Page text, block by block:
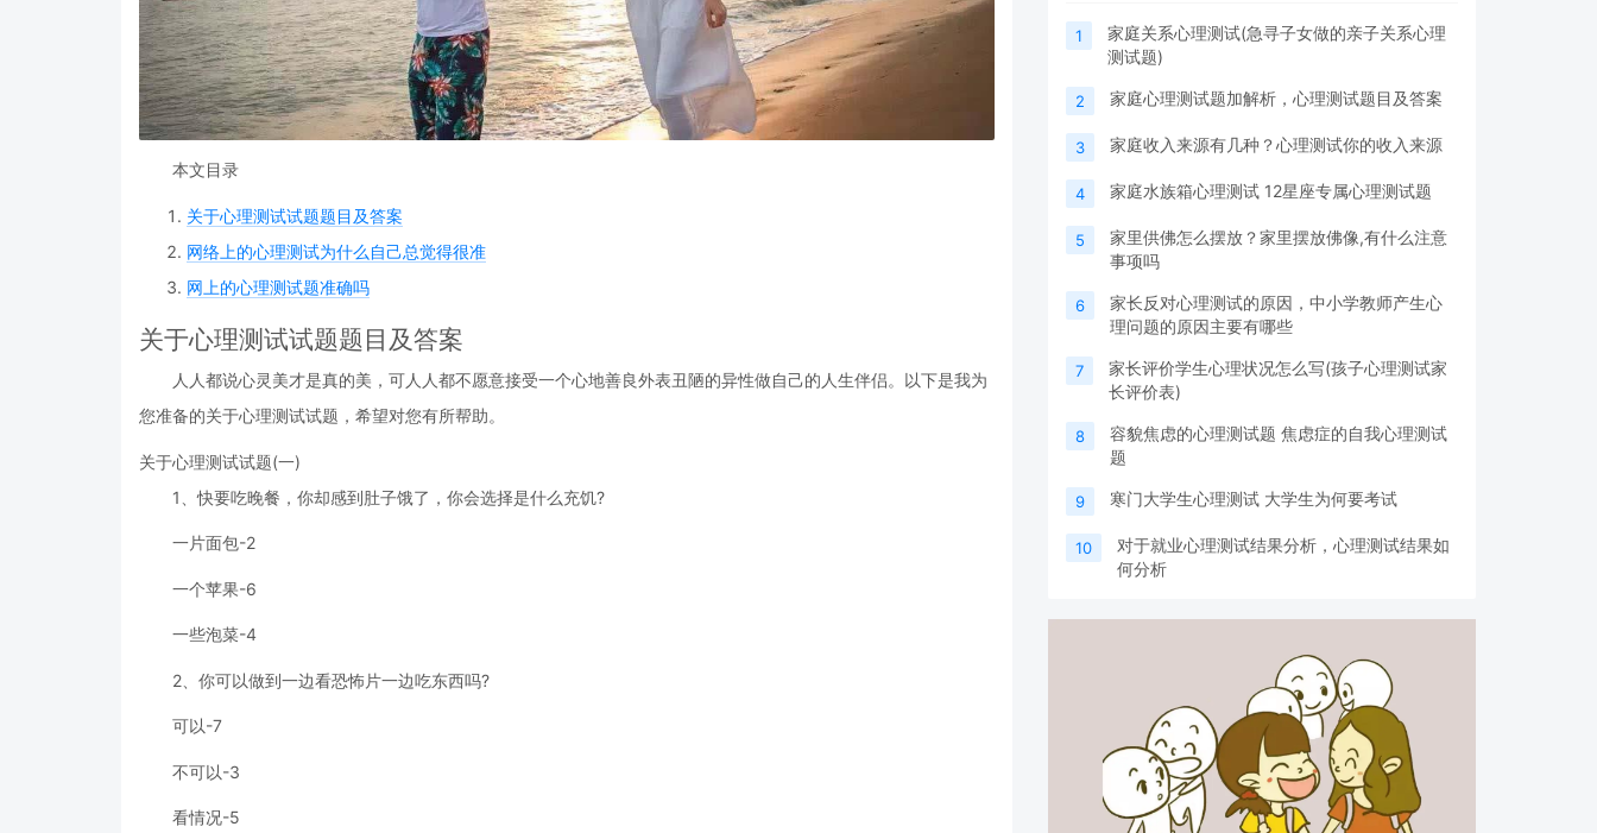
本文目录
关于心理测试试题题目及答案
网络上的心理测试为什么自己总觉得很准
网上的心理测试题准确吗
关于心理测试试题题目及答案
人人都说心灵美才是真的美，可人人都不愿意接受一个心地善良外表丑陋的异性做自己的人生伴侣。以下是我为
您准备的关于心理测试试题，希望对您有所帮助。
关于心理测试试题(一)
1、快要吃晚餐，你却感到肚子饿了，你会选择是什么充饥?
一片面包-2
一个苹果-6
一些泡菜-4
2、你可以做到一边看恐怖片一边吃东西吗?
可以-7
不可以-3
看情况-5
1
家庭关系心理测试(急寻子女做的亲子关系心理
测试题)
2 家庭心理测试题加解析，心理测试题目及答案
3 家庭收入来源有几种？心理测试你的收入来源
4 家庭水族箱心理测试 12星座专属心理测试题
5
家里供佛怎么摆放？家里摆放佛像,有什么注意
事项吗
6
家长反对心理测试的原因，中小学教师产生心
理问题的原因主要有哪些
7
家长评价学生心理状况怎么写(孩子心理测试家
长评价表)
8
容貌焦虑的心理测试题 焦虑症的自我心理测试
题
9 寒门大学生心理测试 大学生为何要考试
10
对于就业心理测试结果分析，心理测试结果如
何分析